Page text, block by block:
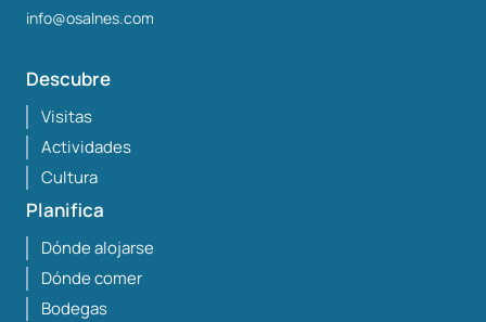
info@osalnes.com
Descubre
Visitas
Actividades
Cultura
Planifica
Dónde alojarse
Dónde comer
Bodegas